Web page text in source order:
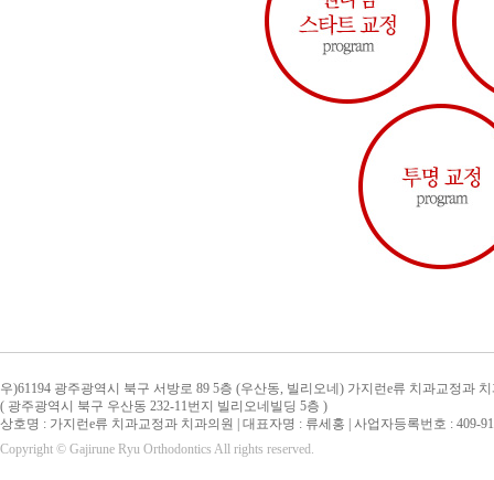
우)61194 광주광역시 북구 서방로 89 5층 (우산동, 빌리오네) 가지런e류 치과교정과
( 광주광역시 북구 우산동 232-11번지 빌리오네빌딩 5층 )
상호명 : 가지런e류 치과교정과 치과의원 | 대표자명 : 류세홍 | 사업자등록번호 : 409-
Copyright © Gajirune Ryu Orthodontics All rights reserved.